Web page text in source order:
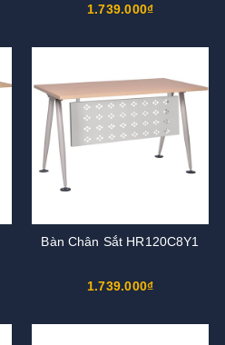
1.739.000₫
Bàn Chân Sắt HR120C8Y1
1.739.000₫